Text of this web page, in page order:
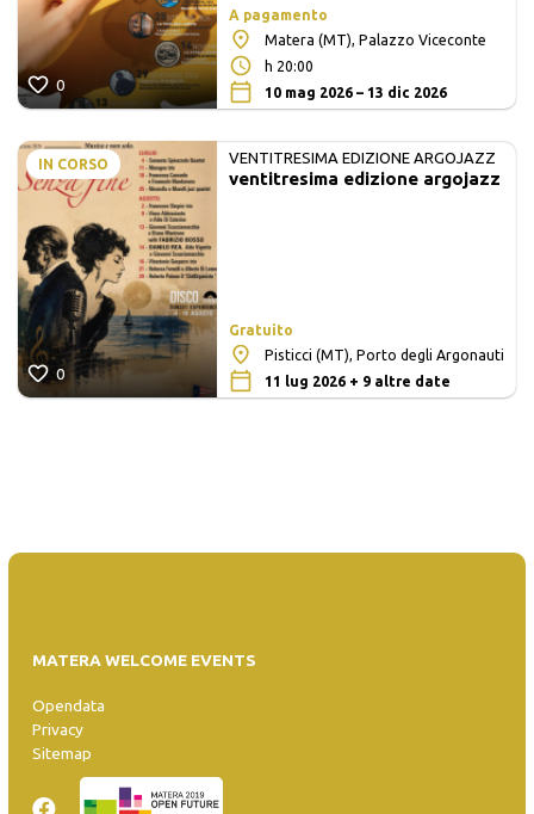
0
A pagamento
Matera (MT), Palazzo Viceconte
h 20:00
10 mag 2026 – 13 dic 2026
IN CORSO
0
VENTITRESIMA EDIZIONE ARGOJAZZ
ventitresima edizione argojazz
Gratuito
Pisticci (MT), Porto degli Argonauti
11 lug 2026 + 9 altre date
MATERA WELCOME EVENTS
Opendata
Privacy
Sitemap